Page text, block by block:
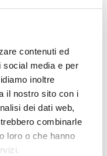
contenuti ed
social media e per
inoltre
il nostro sito con i
dei dati web,
combinarle
loro o che hanno
e Perrotta